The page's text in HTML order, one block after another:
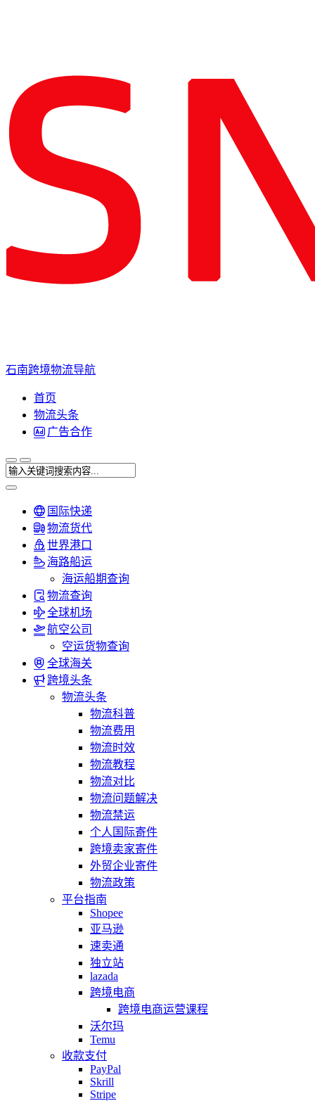
石南跨境物流导航
首页
物流头条
广告合作
国际快递
物流货代
世界港口
海路船运
海运船期查询
物流查询
全球机场
航空公司
空运货物查询
全球海关
跨境头条
物流头条
物流科普
物流费用
物流时效
物流教程
物流对比
物流问题解决
物流禁运
个人国际寄件
跨境卖家寄件
外贸企业寄件
物流政策
平台指南
Shopee
亚马逊
速卖通
独立站
lazada
跨境电商
跨境电商运营课程
沃尔玛
Temu
收款支付
PayPal
Skrill
Stripe